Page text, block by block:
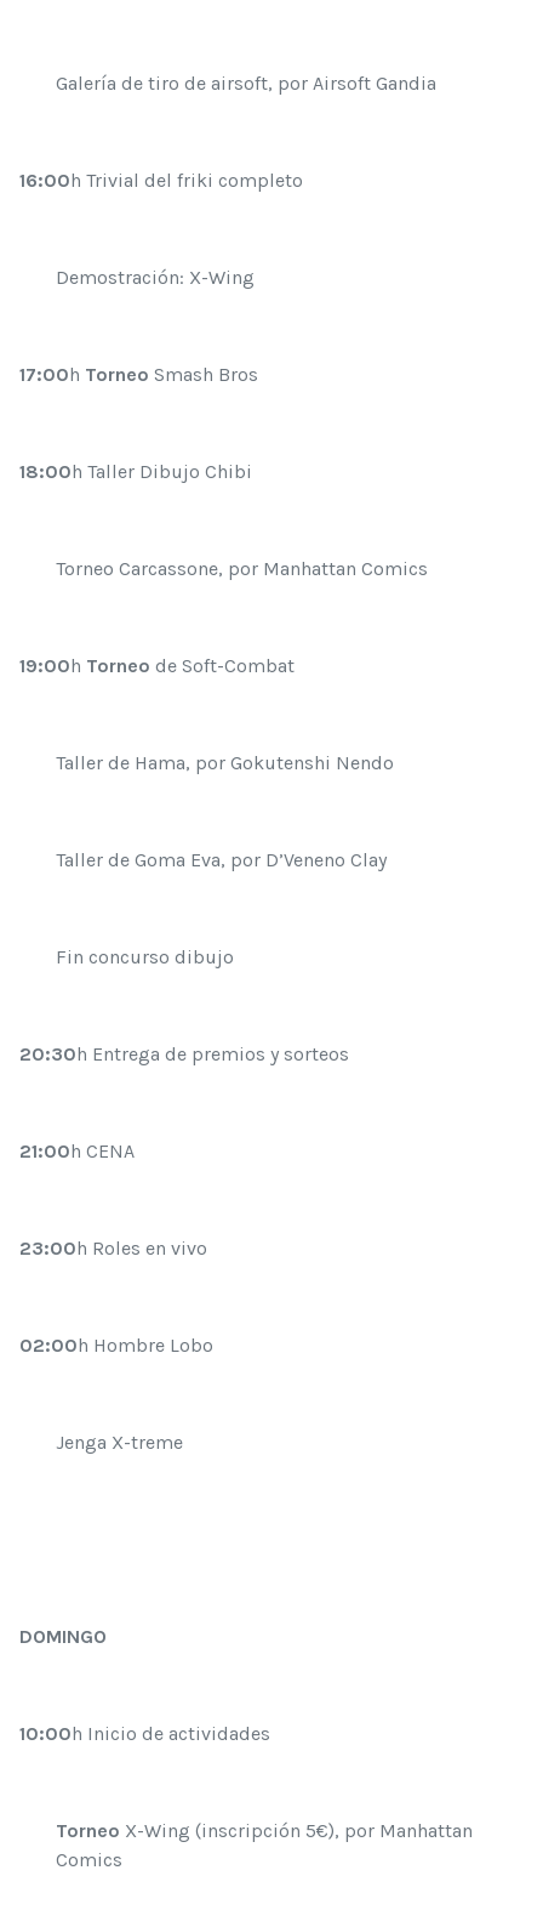
Galería de tiro de airsoft, por Airsoft Gandia
16:00h Trivial del friki completo
Demostración: X-Wing
17:00h Torneo Smash Bros
18:00h Taller Dibujo Chibi
Torneo Carcassone, por Manhattan Comics
19:00h Torneo de Soft-Combat
Taller de Hama, por Gokutenshi Nendo
Taller de Goma Eva, por D’Veneno Clay
Fin concurso dibujo
20:30h Entrega de premios y sorteos
21:00h CENA
23:00h Roles en vivo
02:00h Hombre Lobo
Jenga X-treme
DOMINGO
10:00h Inicio de actividades
Torneo X-Wing (inscripción 5€), por Manhattan
Comics